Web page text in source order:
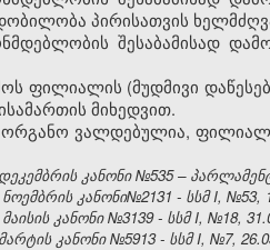
პირისათვის
შესაბამისად
ფილიალის (მუდმივი
მიხედვით.
ვალდებულია,
კანონი №535 –
კანონი№2131 - სსმ I, №53,
კანონი №3139 - სსმ I, №18,
კანონი №5913 - სსმ I, №7,